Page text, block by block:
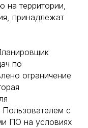
на территории,
принадлежат
по
ограничение
Пользователем с
ПО на условиях